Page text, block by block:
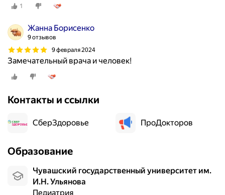
1
Жанна Борисенко
9 отзывов
9 февраля 2024
Замечательный врача и человек!
Контакты и ссылки
СберЗдоровье ПроДокторов
Образование
Чувашский государственный университет им.
И.Н. Ульянова
Педиатрия